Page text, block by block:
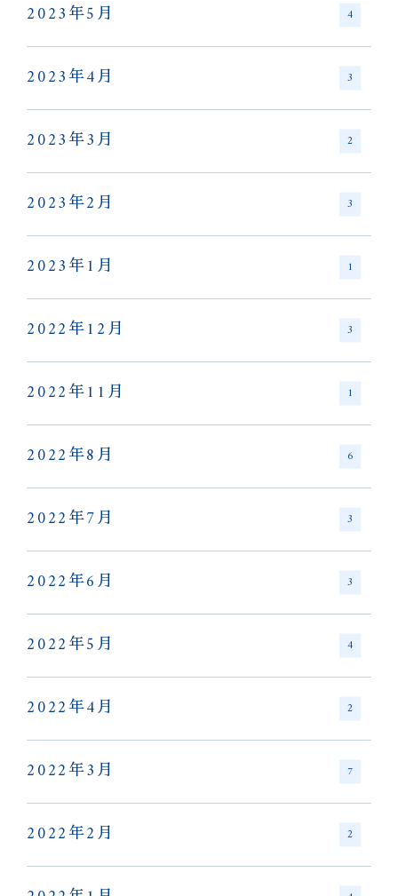
2023年5月 4
2023年4月 3
2023年3月 2
2023年2月 3
2023年1月 1
2022年12月 3
2022年11月 1
2022年8月 6
2022年7月 3
2022年6月 3
2022年5月 4
2022年4月 2
2022年3月 7
2022年2月 2